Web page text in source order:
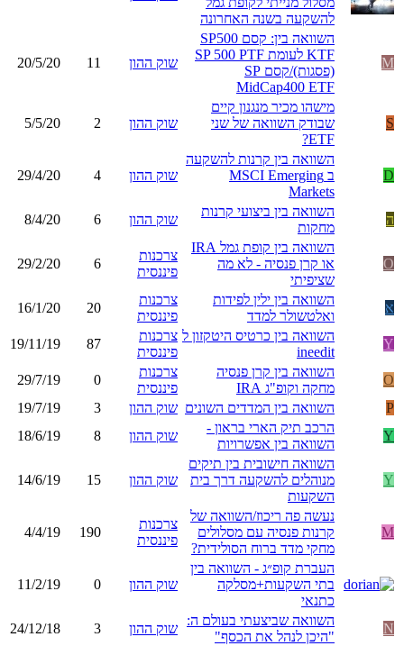
להשקעה בשנה האחרונה
M
השוואה בין: קסם SP500
KTF לעומת SP 500 PTF
(פסגות)/קסם SP
MidCap400 ETF
שוק ההון 11
20/5/20
S
מישהו מכיר מנגנון קיים
שבודק השוואה של שני
ETF?
שוק ההון 2
5/5/20
D
השוואה בין קרנות להשקעה
ב MSCI Emerging
Markets
שוק ההון 4
29/4/20
ה
השוואה בין ביצועי קרנות
מחקות
שוק ההון 6
8/4/20
O
השוואה בין קופת גמל IRA
או קרן פנסיה - לא מה
שציפיתי
צרכנות
פיננסית
6
29/2/20
א
השוואה בין ילין לפידות
ואלטשולר למדד
צרכנות
פיננסית
20
16/1/20
Y
השוואה בין כרטיס היטקזון ל
ineedit
צרכנות
פיננסית
87
19/11/19
O
השוואה בין קרן פנסיה
מחקה וקופ"ג IRA
צרכנות
פיננסית
0
29/7/19
P
השוואה בין המדדים השונים שוק ההון 3
19/7/19
Y
הרכב תיק הארי בראון -
השוואה בין אפשרויות
שוק ההון 8
18/6/19
Y
השוואה חישובית בין תיקים
מנוהלים להשקעה דרך בית
השקעות
שוק ההון 15
14/6/19
M
נעשה פה ריכוז/השוואה של
קרנות פנסיה עם מסלולים
מחקי מדד ברוח הסולידית?
צרכנות
פיננסית
190
4/4/19
העברת קופ״ג - השוואה בין
בתי השקעות+מסלקה
כתנאי
שוק ההון 0
11/2/19
N
השוואה שביצעתי בעולם ה:
"היכן לנהל את הכסף"
שוק ההון 3
24/12/18